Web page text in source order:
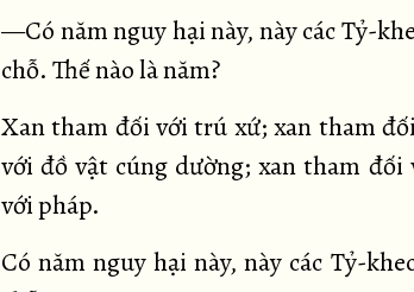
—Có năm nguy hại này, này các Tỷ-
chỗ. Thế nào là năm?
Xan tham đối với trú xứ; xan tham
với đồ vật cúng dường; xan tham
với pháp.
Có năm nguy hại này, này các Tỷ-